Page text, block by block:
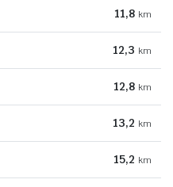
11,8 km
12,3 km
12,8 km
13,2 km
15,2 km